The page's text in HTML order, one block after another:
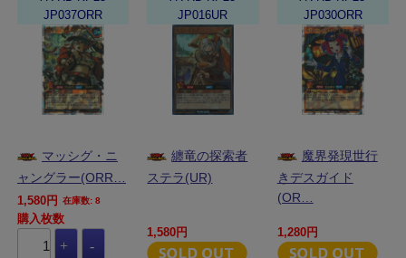
JP037ORR
マッシグ・ニ
ャングラー(ORR…
1,580円 在庫数: 8
購入枚数
JP016UR
纏竜の探索者
ステラ(UR)
1,580円
JP030ORR
魔界発現世行
きデスガイド
(OR…
1,280円